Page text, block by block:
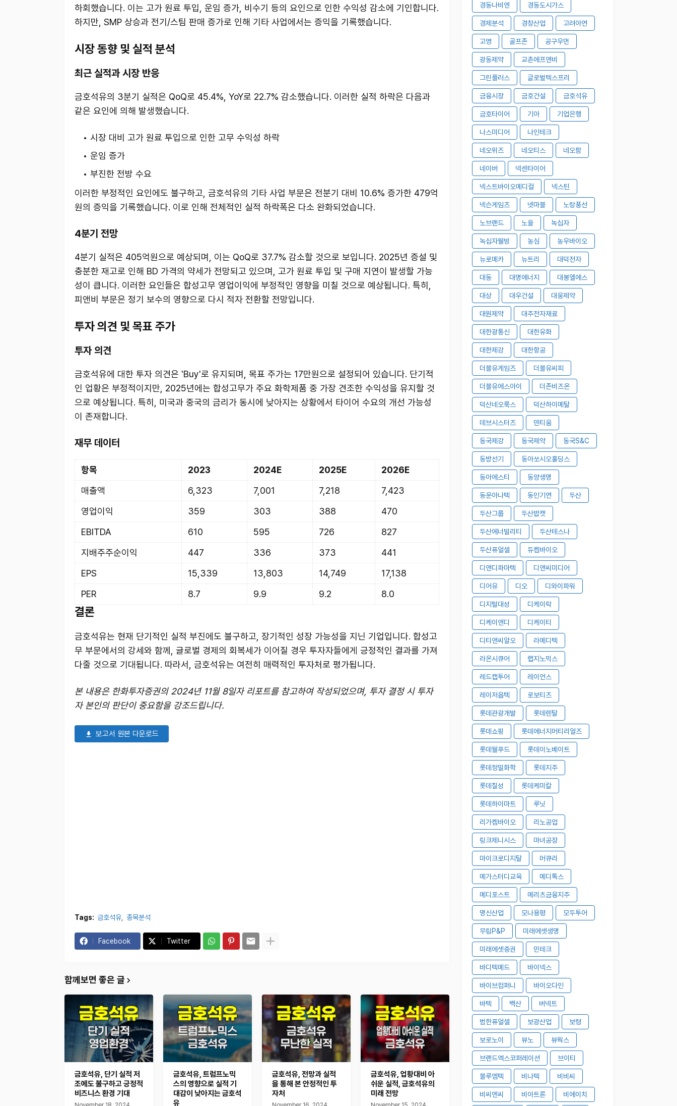
하회했습니다. 이는 고가 원료 투입, 운임 증가, 비수기 등의 요인으로 인한 수익성 감소에 기인합니다.
하지만, SMP 상승과 전기/스팀 판매 증가로 인해 기타 사업에서는 증익을 기록했습니다.
시장 동향 및 실적 분석
최근 실적과 시장 반응
금호석유의 3분기 실적은 QoQ로 45.4%, YoY로 22.7% 감소했습니다. 이러한 실적 하락은 다음과
같은 요인에 의해 발생했습니다.
시장 대비 고가 원료 투입으로 인한 고무 수익성 하락
운임 증가
부진한 전방 수요
이러한 부정적인 요인에도 불구하고, 금호석유의 기타 사업 부문은 전분기 대비 10.6% 증가한 479억
원의 증익을 기록했습니다. 이로 인해 전체적인 실적 하락폭은 다소 완화되었습니다.
4분기 전망
4분기 실적은 405억원으로 예상되며, 이는 QoQ로 37.7% 감소할 것으로 보입니다. 2025년 증설 및
충분한 재고로 인해 BD 가격의 약세가 전망되고 있으며, 고가 원료 투입 및 구매 지연이 발생할 가능
성이 큽니다. 이러한 요인들은 합성고무 영업이익에 부정적인 영향을 미칠 것으로 예상됩니다. 특히,
피앤비 부문은 정기 보수의 영향으로 다시 적자 전환할 전망입니다.
투자 의견 및 목표 주가
투자 의견
금호석유에 대한 투자 의견은 'Buy'로 유지되며, 목표 주가는 17만원으로 설정되어 있습니다. 단기적
인 업황은 부정적이지만, 2025년에는 합성고무가 주요 화학제품 중 가장 견조한 수익성을 유지할 것
으로 예상됩니다. 특히, 미국과 중국의 금리가 동시에 낮아지는 상황에서 타이어 수요의 개선 가능성
이 존재합니다.
재무 데이터
항목 2023 2024E 2025E
2026E
매출액
6,323 7,001 7,218
7,423
영업이익
359 303 388
470
EBITDA
610 595 726
827
지배주주순이익
447 336 373
441
EPS
15,339 13,803 14,749
17,138
PER
8.7 9.9 9.2 8.0
결론
금호석유는 현재 단기적인 실적 부진에도 불구하고, 장기적인 성장 가능성을 지닌 기업입니다. 합성고
무 부문에서의 강세와 함께, 글로벌 경제의 회복세가 이어질 경우 투자자들에게 긍정적인 결과를 가져
다줄 것으로 기대됩니다. 따라서, 금호석유는 여전히 매력적인 투자처로 평가됩니다.
본 내용은 한화투자증권의 2024년 11월 8일자 리포트를 참고하여 작성되었으며, 투자 결정 시 투자
자 본인의 판단이 중요함을 강조드립니다.
보고서 원본 다운로드
Tags: 금호석유 종목분석
Facebook Twitter
함께보면 좋은 글
금호석유, 단기 실적 저
조에도 불구하고 긍정적
비즈니스 환경 기대
금호석유, 트럼프노믹
스의 영향으로 실적 기
대감이 낮아지는 금호석
유
금호석유, 전망과 실적
을 통해 본 안정적인 투
자처
금호석유, 업황대비 아
쉬운 실적, 금호석유의
미래 전망
경동나비엔 경동도시가스
경제분석 경창산업 고려아연
고영 골프존 공구우먼
광동제약 교촌에프앤비
그린플러스 글로벌텍스프리
금융시장 금호건설 금호석유
금호타이어 기아 기업은행
나스미디어 나인테크
네오위즈 네오티스 네오팜
네이버 넥센타이어
넥스트바이오메디컬 넥스틴
넥슨게임즈 넷마블 노랑풍선
노브랜드 노을 녹십자
녹십자웰빙 농심 농우바이오
뉴로메카 뉴트리 대덕전자
대동 대명에너지 대봉엘에스
대상 대우건설 대웅제약
대원제약 대주전자재료
대한광통신 대한유화
대한제강 대한항공
더블유게임즈 더블유씨피
더블유에스아이 더존비즈온
덕산네오룩스 덕산하이메탈
데브시스터즈 덴티움
동국제강 동국제약 동국S&C
동방선기 동아쏘시오홀딩스
동아에스티 동양생명
동운아나텍 동인기연 두산
두산그룹 두산밥캣
두산에너빌리티 두산테스나
두산퓨얼셀 듀켐바이오
디앤디파마텍 디앤씨미디어
디어유 디오 디와이파워
디지털대성 디케이락
디케이앤디 디케이티
디티앤씨알오 라메디텍
라온시큐어 랩지노믹스
레드캡투어 레이언스
레이저옵텍 로보티즈
롯데관광개발 롯데렌탈
롯데쇼핑 롯데에너지머티리얼즈
롯데웰푸드 롯데이노베이트
롯데정밀화학 롯데지주
롯데칠성 롯데케미칼
롯데하이마트 루닛
리가켐바이오 리노공업
링크제니시스 마녀공장
마이크로디지탈 머큐리
메가스터디교육 메디톡스
메디포스트 메리츠금융지주
명신산업 모나용평 모두투어
무림P&P 미래에셋생명
미래에셋증권 민테크
바디텍메드 바이넥스
바이브컴퍼니 바이오다인
바텍 백산 버넥트
범한퓨얼셀 보광산업 보령
보로노이 뷰노 뷰웍스
브랜드엑스코퍼레이션 브이티
블루엠텍 비나텍 비비씨
비씨엔씨 비아트론 비에이치